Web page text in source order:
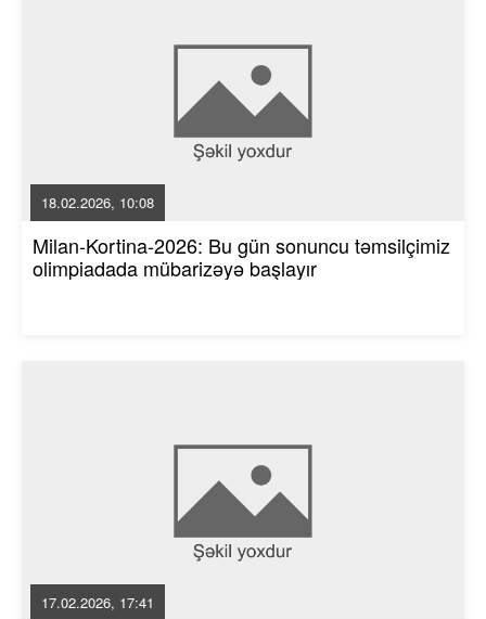
18.02.2026, 10:08
Milan-Kortina-2026: Bu gün sonuncu təmsilçimiz
olimpiadada mübarizəyə başlayır
17.02.2026, 17:41